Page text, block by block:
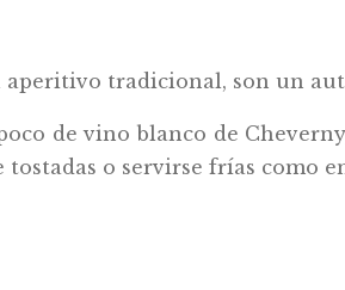
aperitivo tradicional, son un
de vino blanco de
o servirse frías como